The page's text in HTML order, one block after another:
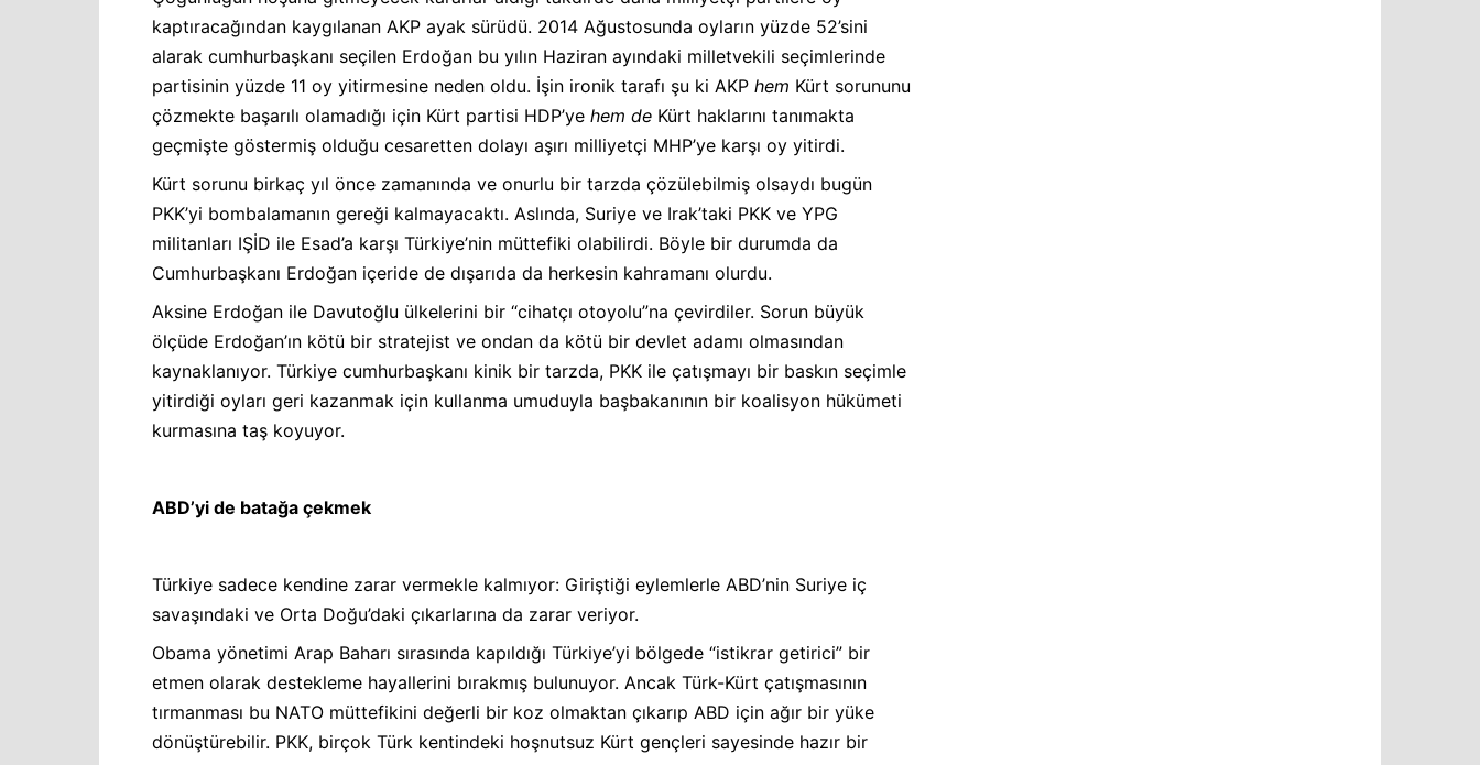
kaptıracağından kaygılanan AKP ayak sürüdü. 2014 Ağustosunda oyların yüzde 52’sini
alarak cumhurbaşkanı seçilen Erdoğan bu yılın Haziran ayındaki milletvekili seçimlerinde
partisinin yüzde 11 oy yitirmesine neden oldu. İşin ironik tarafı şu ki AKP hem Kürt sorununu
çözmekte başarılı olamadığı için Kürt partisi HDP’ye hem de Kürt haklarını tanımakta
geçmişte göstermiş olduğu cesaretten dolayı aşırı milliyetçi MHP’ye karşı oy yitirdi.
Kürt sorunu birkaç yıl önce zamanında ve onurlu bir tarzda çözülebilmiş olsaydı bugün
PKK’yi bombalamanın gereği kalmayacaktı. Aslında, Suriye ve Irak’taki PKK ve YPG
militanları IŞİD ile Esad’a karşı Türkiye’nin müttefiki olabilirdi. Böyle bir durumda da
Cumhurbaşkanı Erdoğan içeride de dışarıda da herkesin kahramanı olurdu.
Aksine Erdoğan ile Davutoğlu ülkelerini bir “cihatçı otoyolu”na çevirdiler. Sorun büyük
ölçüde Erdoğan’ın kötü bir stratejist ve ondan da kötü bir devlet adamı olmasından
kaynaklanıyor. Türkiye cumhurbaşkanı kinik bir tarzda, PKK ile çatışmayı bir baskın seçimle
yitirdiği oyları geri kazanmak için kullanma umuduyla başbakanının bir koalisyon hükümeti
kurmasına taş koyuyor.
ABD’yi de batağa çekmek
Türkiye sadece kendine zarar vermekle kalmıyor: Giriştiği eylemlerle ABD’nin Suriye iç
savaşındaki ve Orta Doğu’daki çıkarlarına da zarar veriyor.
Obama yönetimi Arap Baharı sırasında kapıldığı Türkiye’yi bölgede “istikrar getirici” bir
etmen olarak destekleme hayallerini bırakmış bulunuyor. Ancak Türk-Kürt çatışmasının
tırmanması bu NATO müttefikini değerli bir koz olmaktan çıkarıp ABD için ağır bir yüke
dönüştürebilir. PKK, birçok Türk kentindeki hoşnutsuz Kürt gençleri sayesinde hazır bir